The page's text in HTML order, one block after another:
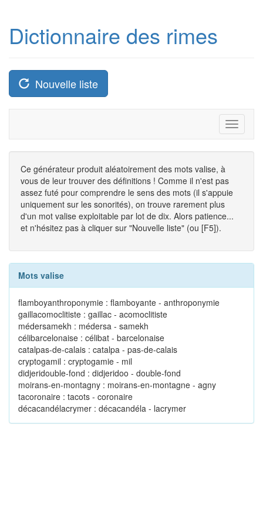
Dictionnaire des rimes
Nouvelle liste
Toggle
Ce générateur produit aléatoirement des mots valise, à
vous de leur trouver des définitions ! Comme il n'est pas
assez futé pour comprendre le sens des mots (il s'appuie
uniquement sur les sonorités), on trouve rarement plus
d'un mot valise exploitable par lot de dix. Alors patience...
et n'hésitez pas à cliquer sur "Nouvelle liste" (ou [F5]).
Mots valise
flamboyanthroponymie : flamboyante - anthroponymie
gaillacomoclitiste : gaillac - acomoclitiste
médersamekh : médersa - samekh
célibarcelonaise : célibat - barcelonaise
catalpas-de-calais : catalpa - pas-de-calais
cryptogamil : cryptogamie - mil
didjeridouble-fond : didjeridoo - double-fond
moirans-en-montagny : moirans-en-montagne - agny
tacoronaire : tacots - coronaire
décacandélacrymer : décacandéla - lacrymer